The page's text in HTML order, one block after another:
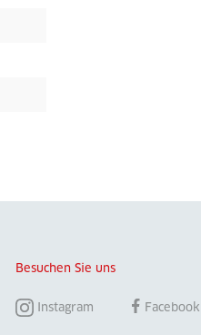
Besuchen Sie uns
Instagram Facebook